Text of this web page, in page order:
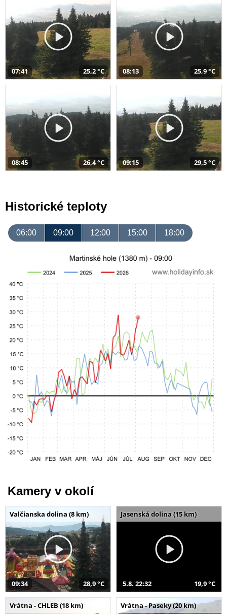
07:41 25,2 °C 08:13 25,9 °C
08:45 26,4 °C 09:15 29,5 °C
Historické teploty
06:00 09:00 12:00 15:00 18:00
Kamery v okolí
Valčianska dolina (8 km)
09:34 28,9 °C
Jasenská dolina (15 km)
5.8. 22:32 19,9 °C
Vrátna - CHLEB (18 km) Vrátna - Paseky (20 km)